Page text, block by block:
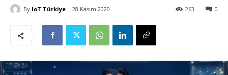
By IoT Türkiye 28 Kasım 2020 0
263